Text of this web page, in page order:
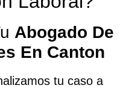
Abogado De
En Canton
tu caso a